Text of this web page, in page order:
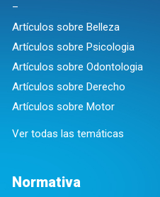
–
Artículos sobre Belleza
Artículos sobre Psicologia
Artículos sobre Odontologia
Artículos sobre Derecho
Artículos sobre Motor
Ver todas las temáticas
Normativa